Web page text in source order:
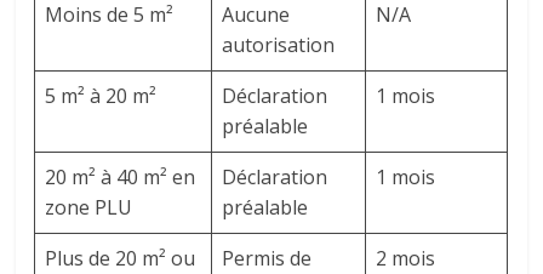
Moins de 5 m²
Aucune
autorisation
N/A
5 m² à 20 m²
Déclaration
préalable
1 mois
20 m² à 40 m² en
zone PLU
Déclaration
préalable
1 mois
Plus de 20 m² ou
Permis de
2 mois